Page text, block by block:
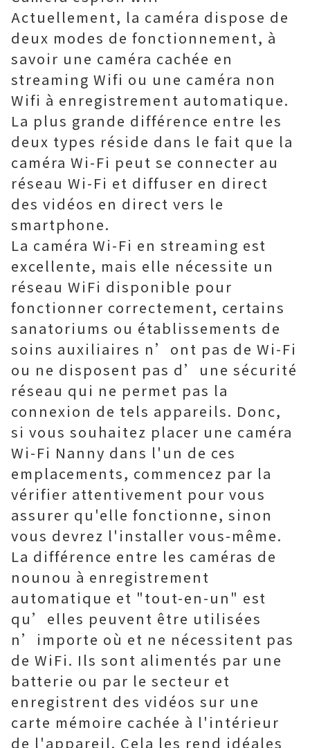
Actuellement, la caméra dispose de
deux modes de fonctionnement, à
savoir une caméra cachée en
streaming Wifi ou une caméra non
Wifi à enregistrement automatique.
La plus grande différence entre les
deux types réside dans le fait que la
caméra Wi-Fi peut se connecter au
réseau Wi-Fi et diffuser en direct
des vidéos en direct vers le
smartphone.
La caméra Wi-Fi en streaming est
excellente, mais elle nécessite un
réseau WiFi disponible pour
fonctionner correctement, certains
sanatoriums ou établissements de
soins auxiliaires n’ont pas de Wi-Fi
ou ne disposent pas d’une sécurité
réseau qui ne permet pas la
connexion de tels appareils. Donc,
si vous souhaitez placer une caméra
Wi-Fi Nanny dans l'un de ces
emplacements, commencez par la
vérifier attentivement pour vous
assurer qu'elle fonctionne, sinon
vous devrez l'installer vous-même.
La différence entre les caméras de
nounou à enregistrement
automatique et "tout-en-un" est
qu’elles peuvent être utilisées
n’importe où et ne nécessitent pas
de WiFi. Ils sont alimentés par une
batterie ou par le secteur et
enregistrent des vidéos sur une
carte mémoire cachée à l'intérieur
de l'appareil. Cela les rend idéales